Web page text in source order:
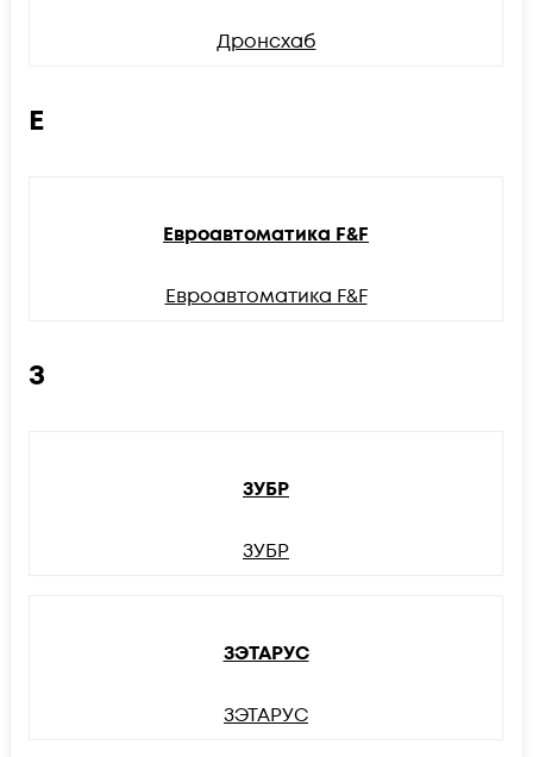
Дронсхаб
Е
Евроавтоматика F&F
Евроавтоматика F&F
З
ЗУБР
ЗУБР
ЗЭТАРУС
ЗЭТАРУС